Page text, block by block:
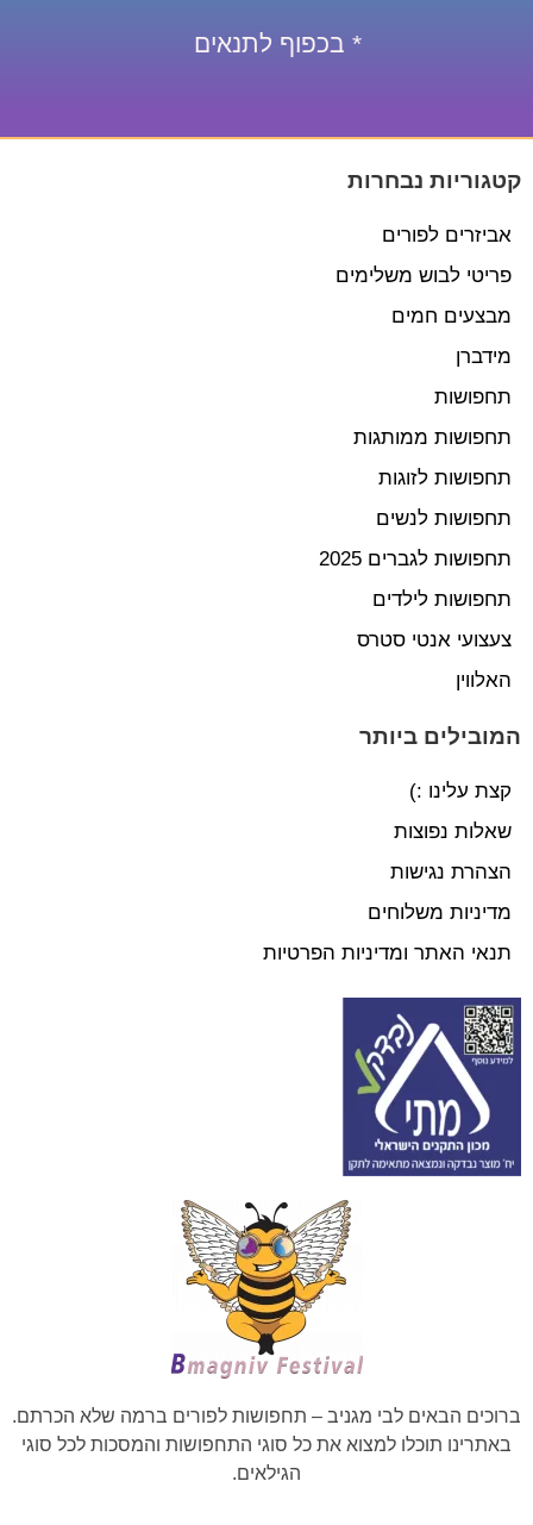
* בכפוף לתנאים
קטגוריות נבחרות
אביזרים לפורים
פריטי לבוש משלימים
מבצעים חמים
מידברן
תחפושות
תחפושות ממותגות
תחפושות לזוגות
תחפושות לנשים
תחפושות לגברים 2025
תחפושות לילדים
צעצועי אנטי סטרס
האלווין
המובילים ביותר
קצת עלינו :)
שאלות נפוצות
הצהרת נגישות
מדיניות משלוחים
תנאי האתר ומדיניות הפרטיות
ברוכים הבאים לבי מגניב – תחפושות לפורים ברמה שלא הכרתם.
באתרינו תוכלו למצוא את כל סוגי התחפושות והמסכות לכל סוגי
הגילאים.